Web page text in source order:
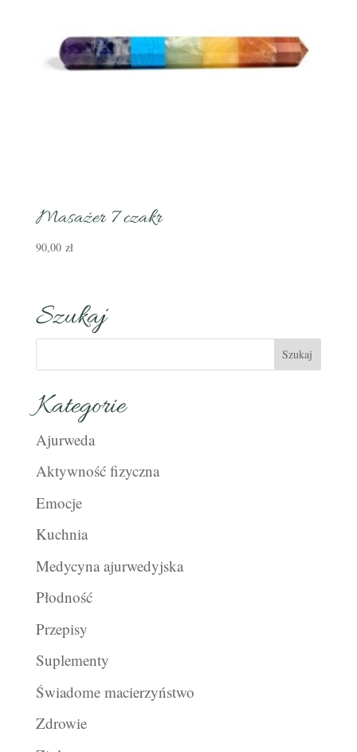
Masażer 7 czakr
90,00 zł
Szukaj
Kategorie
Ajurweda
Aktywność fizyczna
Emocje
Kuchnia
Medycyna ajurwedyjska
Płodność
Przepisy
Suplementy
Świadome macierzyństwo
Zdrowie